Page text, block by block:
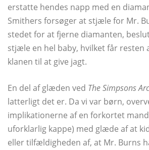
erstatte hendes napp med en
Smithers forsøger at stjæle for Mr.
stedet for at fjerne diamanten,
stjæle en hel baby, hvilket får resten
klanen til at give jagt.
En del af glæden ved The Simpsons
latterligt det er. Da vi var børn,
implikationerne af en forkortet
uforklarlig kappe) med glæde af at
eller tilfældigheden af, at Mr. Burns